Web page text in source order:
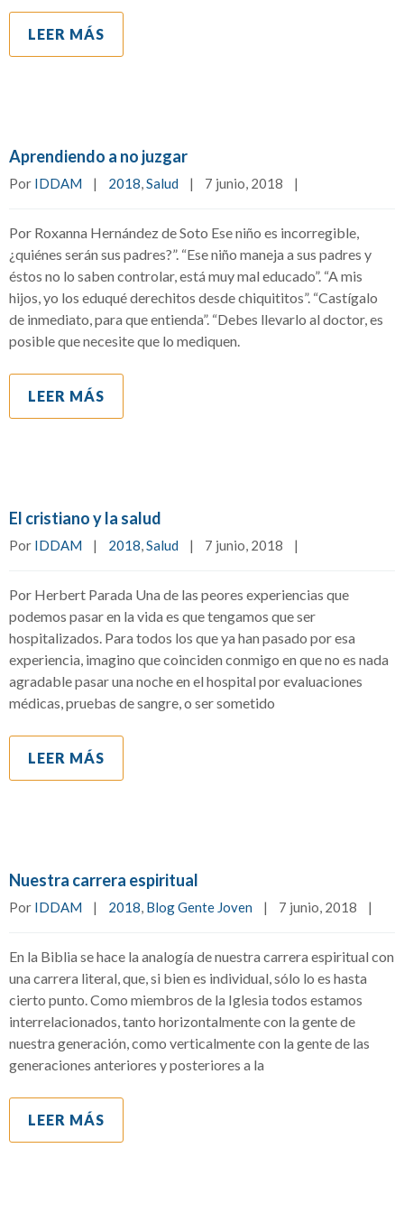
LEER MÁS
Aprendiendo a no juzgar
Por IDDAM | 2018, Salud | 7 junio, 2018 |
Por Roxanna Hernández de Soto Ese niño es incorregible,
¿quiénes serán sus padres?”. “Ese niño maneja a sus padres y
éstos no lo saben controlar, está muy mal educado”. “A mis
hijos, yo los eduqué derechitos desde chiquititos”. “Castígalo
de inmediato, para que entienda”. “Debes llevarlo al doctor, es
posible que necesite que lo mediquen.
LEER MÁS
El cristiano y la salud
Por IDDAM | 2018, Salud | 7 junio, 2018 |
Por Herbert Parada Una de las peores experiencias que
podemos pasar en la vida es que tengamos que ser
hospitalizados. Para todos los que ya han pasado por esa
experiencia, imagino que coinciden conmigo en que no es nada
agradable pasar una noche en el hospital por evaluaciones
médicas, pruebas de sangre, o ser sometido
LEER MÁS
Nuestra carrera espiritual
Por IDDAM | 2018, Blog Gente Joven | 7 junio, 2018 |
En la Biblia se hace la analogía de nuestra carrera espiritual con
una carrera literal, que, si bien es individual, sólo lo es hasta
cierto punto. Como miembros de la Iglesia todos estamos
interrelacionados, tanto horizontalmente con la gente de
nuestra generación, como verticalmente con la gente de las
generaciones anteriores y posteriores a la
LEER MÁS